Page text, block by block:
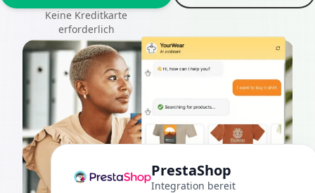
Keine Kreditkarte
erforderlich
PrestaShop
Integration bereit